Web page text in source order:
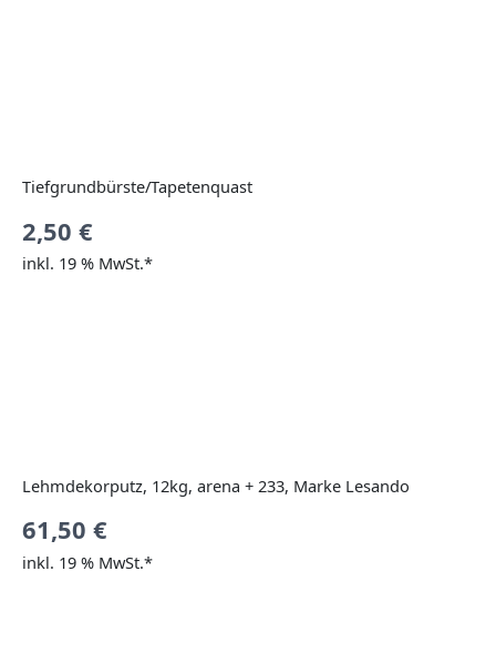
Tiefgrundbürste/Tapetenquast
2,50 €
inkl. 19 % MwSt.*
Lehmdekorputz, 12kg, arena + 233, Marke Lesando
61,50 €
inkl. 19 % MwSt.*